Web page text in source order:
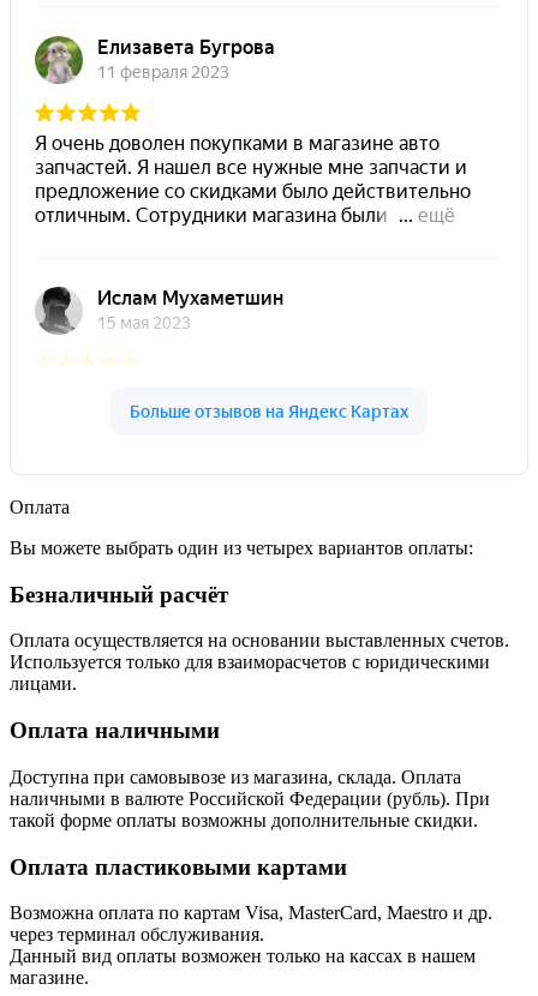
Оплата
Вы можете выбрать один из четырех вариантов оплаты:
Безналичный расчёт
Оплата осуществляется на основании выставленных счетов.
Используется только для взаиморасчетов с юридическими
лицами.
Оплата наличными
Доступна при самовывозе из магазина, склада. Оплата
наличными в валюте Российской Федерации (рубль). При
такой форме оплаты возможны дополнительные скидки.
Оплата пластиковыми картами
Возможна оплата по картам Visa, MasterCard, Maestro и др.
через терминал обслуживания.
Данный вид оплаты возможен только на кассах в нашем
магазине.